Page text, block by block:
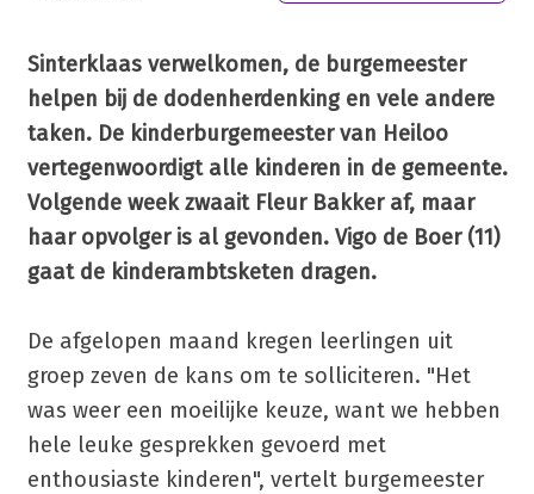
Sinterklaas verwelkomen, de burgemeester
helpen bij de dodenherdenking en vele andere
taken. De kinderburgemeester van Heiloo
vertegenwoordigt alle kinderen in de gemeente.
Volgende week zwaait Fleur Bakker af, maar
haar opvolger is al gevonden. Vigo de Boer (11)
gaat de kinderambtsketen dragen.
De afgelopen maand kregen leerlingen uit
groep zeven de kans om te solliciteren. "Het
was weer een moeilijke keuze, want we hebben
hele leuke gesprekken gevoerd met
enthousiaste kinderen", vertelt burgemeester